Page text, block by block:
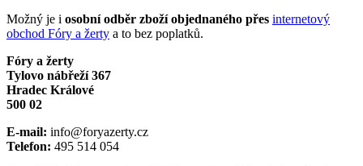
Možný je i osobní odběr zboží objednaného přes internetový
obchod Fóry a žerty a to bez poplatků.
Fóry a žerty
Tylovo nábřeží 367
Hradec Králové
500 02
E-mail: info@foryazerty.cz
Telefon: 495 514 054